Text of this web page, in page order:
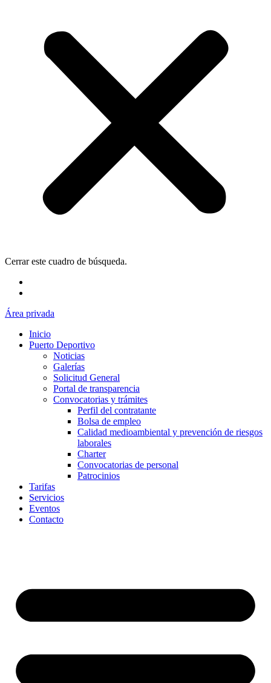
Cerrar este cuadro de búsqueda.
Área privada
Inicio
Puerto Deportivo
Noticias
Galerías
Solicitud General
Portal de transparencia
Convocatorias y trámites
Perfil del contratante
Bolsa de empleo
Calidad medioambiental y prevención de riesgos
laborales
Charter
Convocatorias de personal
Patrocinios
Tarifas
Servicios
Eventos
Contacto